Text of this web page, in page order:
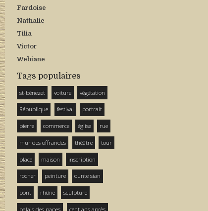
Fardoise
Nathalie
Tilia
Victor
Webiane
Tags populaires
st-bénezet voiture végétation
République festival portrait
pierre commerce église rue
mur des offrandes théâtre tour
place maison inscription
rocher peinture ounte sian
pont rhône sculpture
palais des papes cent ans après